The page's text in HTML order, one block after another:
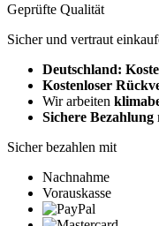
Geprüfte Qualität
Sicher und vertraut
Deutschland:
Kostenloser
Wir arbeiten
Sichere Bezahlung
Sicher bezahlen mit
Nachnahme
Vorauskasse